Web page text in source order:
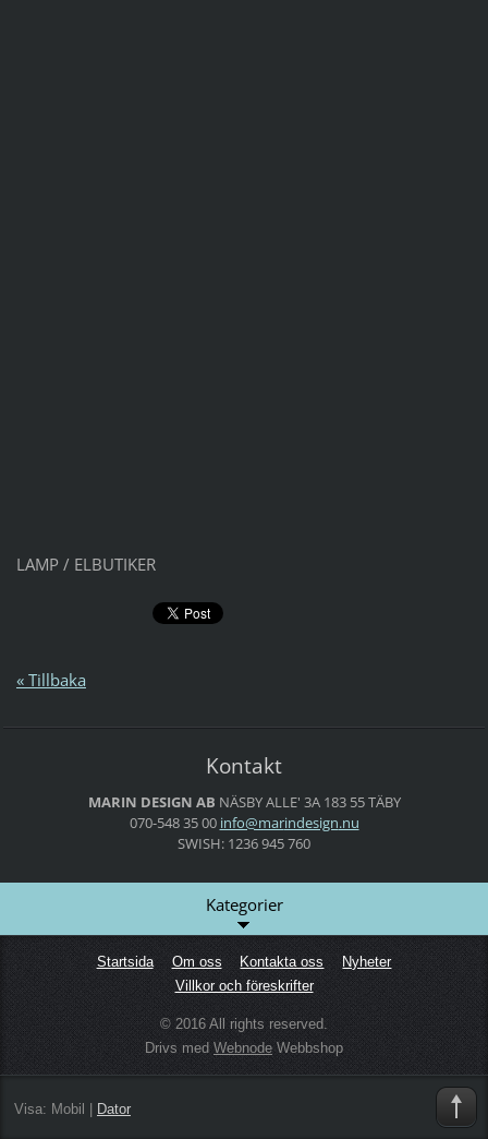
LAMP / ELBUTIKER
« Tillbaka
Kontakt
MARIN DESIGN AB NÄSBY ALLE' 3A183 55 TÄBY
070-548 35 00 info@marindesign.nu
SWISH: 1236 945 760
Kategorier
Startsida Om oss Kontakta oss
Nyheter
Villkor och föreskrifter
© 2016 All rights reserved.
Drivs medWebnode Webbshop
Visa: Mobil | Dator